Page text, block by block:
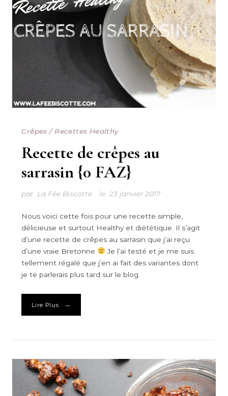
Crêpes / Recettes Healthy
Recette de crêpes au
sarrasin {0 FAZ}
par La Fée Biscotte le 23 janvier 2017
Nous voici cette fois pour une recette simple,
délicieuse et surtout Healthy et diététique. Il s’agit
d’une recette de crêpes au sarrasin que j’ai reçu
d’une vraie Bretonne
Je l’ai testé et je me suis
tellement régalé que j’en ai fait des variantes dont
je te parlerais plus tard sur le blog.
Lire Plus →